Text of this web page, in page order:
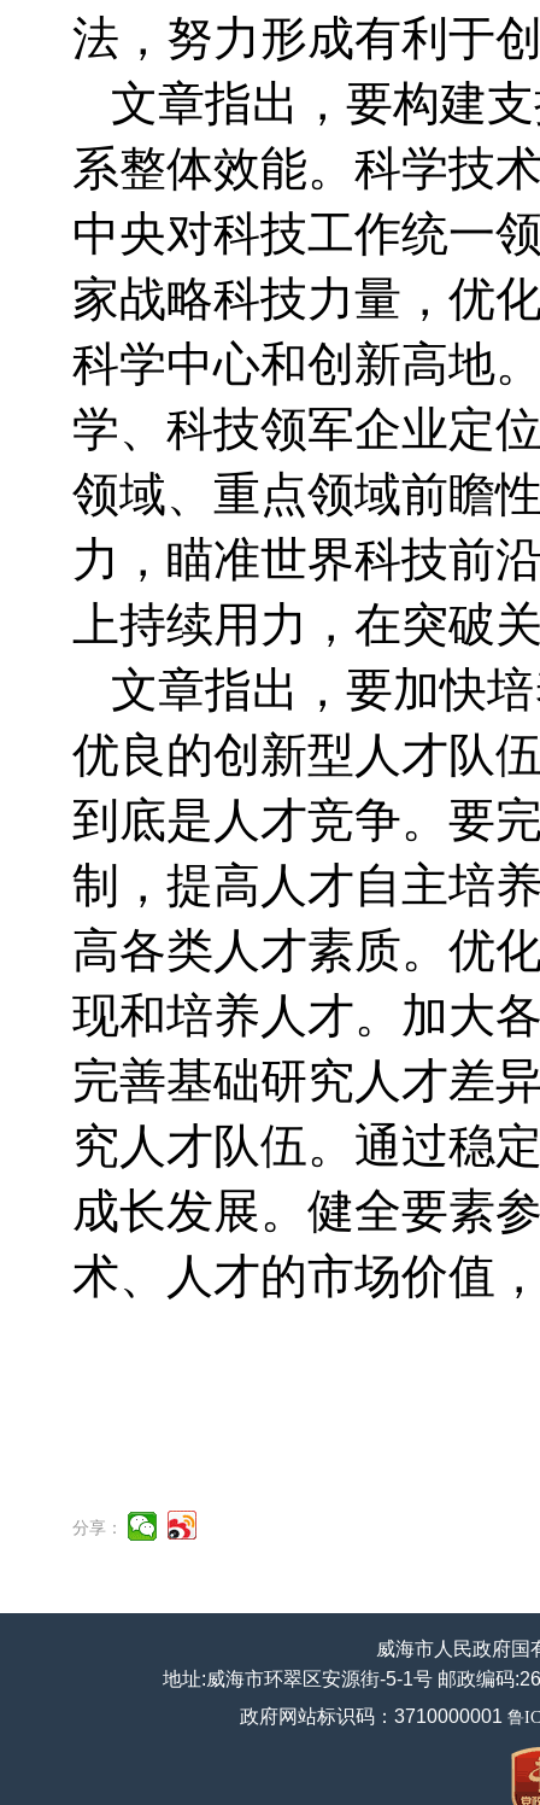
法，努力形成有利于
文章指出，要构建
系整体效能。科学技
中央对科技工作统一
家战略科技力量，优
科学中心和创新高地
学、科技领军企业定
领域、重点领域前瞻
力，瞄准世界科技前
上持续用力，在突破
文章指出，要加快
优良的创新型人才队
到底是人才竞争。要
制，提高人才自主培
高各类人才素质。优
现和培养人才。加大
完善基础研究人才差
究人才队伍。通过稳
成长发展。健全要素
术、人才的市场价值
分享：
威海市人民政府国
地址:威海市环翠区安源街-5-1号 邮政编码
政府网站标识码：3710000001 鲁